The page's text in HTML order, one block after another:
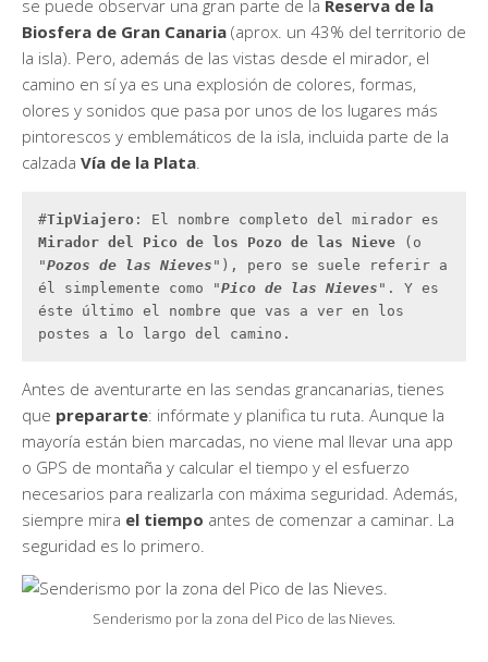
se puede observar una gran parte de la Reserva de la
Biosfera de Gran Canaria (aprox. un 43% del territorio de
la isla). Pero, además de las vistas desde el mirador, el
camino en sí ya es una explosión de colores, formas,
olores y sonidos que pasa por unos de los lugares más
pintorescos y emblemáticos de la isla, incluida parte de la
calzada Vía de la Plata.
#TipViajero
Mirador del Pico de los Pozo de las Nieve (o
"Pozos de las Nieves "), pero se suele referir a
él simplemente como "Pico de las Nieves ". Y es
éste último el nombre que vas a ver en los
postes a lo largo del camino.
Antes de aventurarte en las sendas grancanarias, tienes
que prepararte: infórmate y planifica tu ruta. Aunque la
mayoría están bien marcadas, no viene mal llevar una app
o GPS de montaña y calcular el tiempo y el esfuerzo
necesarios para realizarla con máxima seguridad. Además,
siempre mira el tiempo antes de comenzar a caminar. La
seguridad es lo primero.
Senderismo por la zona del Pico de las Nieves.